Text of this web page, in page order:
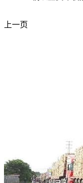
上一页